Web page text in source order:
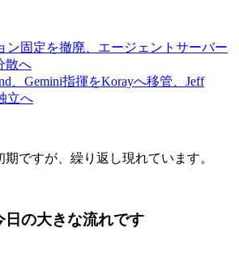
ン固定を撤廃、エージェントサーバー
散へ
、Gemini指揮をKorayへ移管、Jeff
立へ
ですが、繰り返し現れています。
日の大きな流れです